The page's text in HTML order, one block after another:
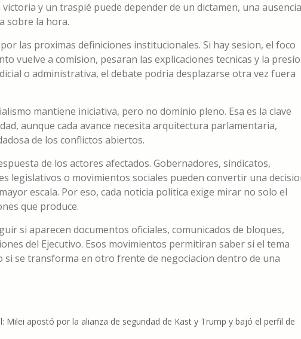
y un traspié puede depender de un dictamen, una
sobre la hora.
las proximas definiciones institucionales. Si hay sesion, el foco
vuelve a comision, pesaran las explicaciones tecnicas y la
o administrativa, el debate podria desplazarse otra vez fuera
mantiene iniciativa, pero no dominio pleno. Esa es la clave
aunque cada avance necesita arquitectura parlamentaria,
de los conflictos abiertos.
de los actores afectados. Gobernadores, sindicatos,
legislativos o movimientos sociales pueden convertir una
escala. Por eso, cada noticia politica exige mirar no solo el
que produce.
si aparecen documentos oficiales, comunicados de bloques,
del Ejecutivo. Esos movimientos permitiran saber si el tema
si se transforma en otro frente de negociacion dentro de una
Milei apostó por la alianza de seguridad de Kast y Trump y bajó el perfil de